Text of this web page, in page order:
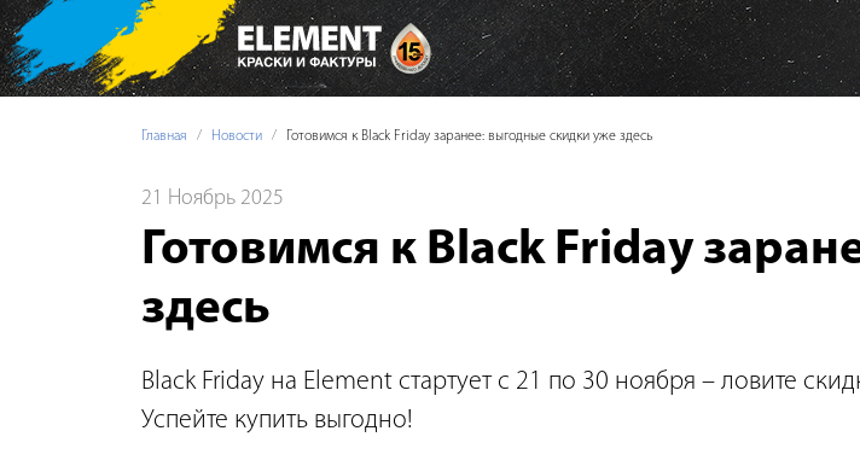
Главная Новости Готовимся к Black Friday заранее: выгодные скидки уже здесь
21 Ноябрь 2025
Готовимся к Black Friday
здесь
Black Friday на Element стартует с 21 по 30 ноября – ловите
Успейте купить выгодно!